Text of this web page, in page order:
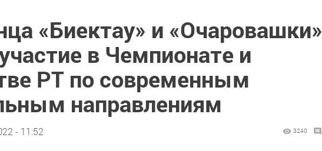
«Биектау» и «Очаровашки»
в Чемпионате и
РТ по современным
направлениям
- 11:52 3240